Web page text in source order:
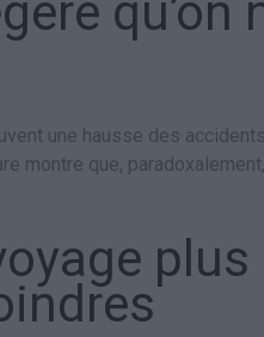
qu’on
une hausse des
montre que,